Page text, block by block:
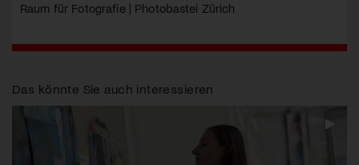
Raum für Fotografie | Photobastei Zürich
Das könnte Sie auch interessieren